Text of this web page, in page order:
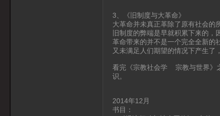
3、《旧制度与大革命》
大革命并未真正革除了原有社会的
旧制度的弊端是早就积累下来的，
革命带来的并不是一个完全全新的
又未满足人们期望的情况下产生了
看完《宗教社会学 宗教与世界》
识。
2014年12月
书目：